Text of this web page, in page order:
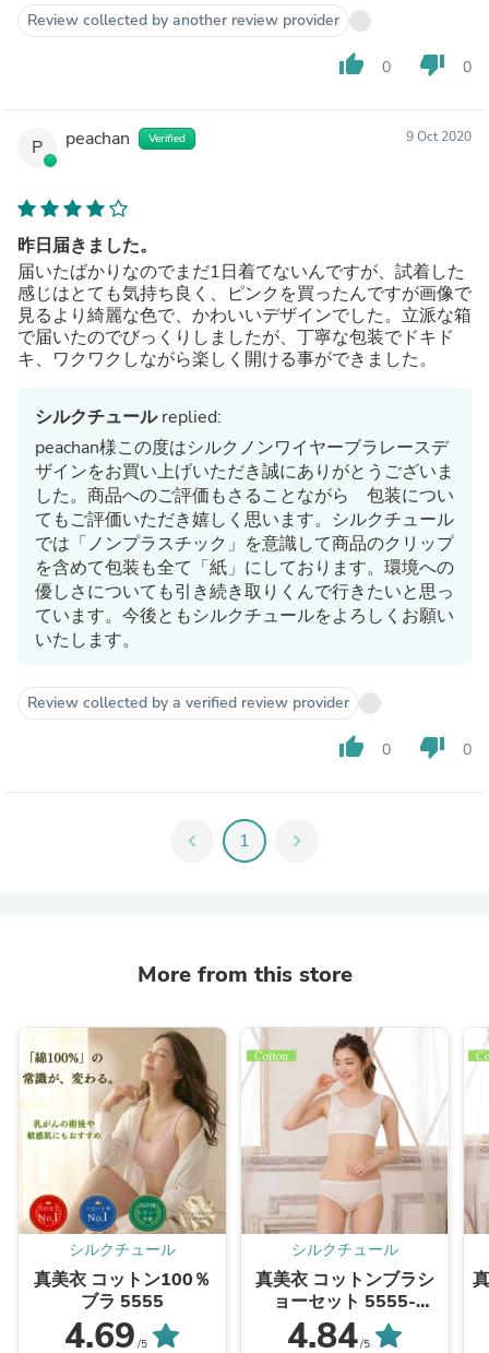
Review collected by another review provider
thumb_up 0 thumb_down 0
P peachan Verified 9 Oct 2020
昨日届きました。
届いたばかりなのでまだ1日着てないんですが、試着した
感じはとても気持ち良く、ピンクを買ったんですが画像で
見るより綺麗な色で、かわいいデザインでした。立派な箱
で届いたのでびっくりしましたが、丁寧な包装でドキド
キ、ワクワクしながら楽しく開ける事ができました。
シルクチュールreplied:
peachan様この度はシルクノンワイヤーブラレースデ
ザインをお買い上げいただき誠にありがとうございま
した。商品へのご評価もさることながら 包装につい
てもご評価いただき嬉しく思います。シルクチュール
では「ノンプラスチック」を意識して商品のクリップ
を含めて包装も全て「紙」にしております。環境への
優しさについても引き続き取りくんで行きたいと思っ
ています。今後ともシルクチュールをよろしくお願い
いたします。
Review collected by a verified review provider
thumb_up 0 thumb_down 0
chevron_left 1 chevron_right
More from this store
シルクチュール
真美衣 コットン100％
ブラ 5555
4.69 /5
シルクチュール
真美衣 コットンブラシ
ョーセット 5555-
5557set
4.84/5